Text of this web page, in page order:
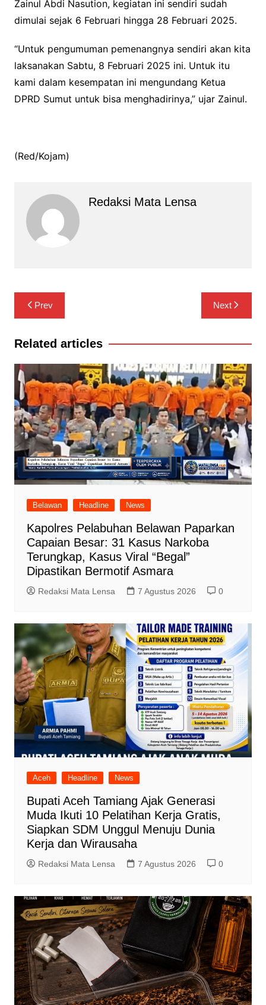
Zainul Abdi Nasution, kegiatan ini sendiri sudah
dimulai sejak 6 Februari hingga 28 Februari 2025.
“Untuk pengumuman pemenangnya sendiri akan kita
laksanakan Sabtu, 8 Februari 2025 ini. Untuk itu
kami dalam kesempatan ini mengundang Ketua
DPRD Sumut untuk bisa menghadirinya,” ujar Zainul.
(Red/Kojam)
Redaksi Mata Lensa
Navigasi
pos
Prev Next
Related articles
Belawan Headline News
Kapolres Pelabuhan Belawan Paparkan
Capaian Besar: 31 Kasus Narkoba
Terungkap, Kasus Viral “Begal”
Dipastikan Bermotif Asmara
Redaksi Mata Lensa 7 Agustus 2026 0
Aceh Headline News
Bupati Aceh Tamiang Ajak Generasi
Muda Ikuti 10 Pelatihan Kerja Gratis,
Siapkan SDM Unggul Menuju Dunia
Kerja dan Wirausaha
Redaksi Mata Lensa 7 Agustus 2026 0